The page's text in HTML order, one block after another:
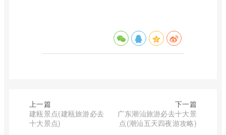
上一篇
建瓯景点(建瓯旅游必去
十大景点)
下一篇
广东潮汕旅游必去十大景
点(潮汕五天四夜游攻略)